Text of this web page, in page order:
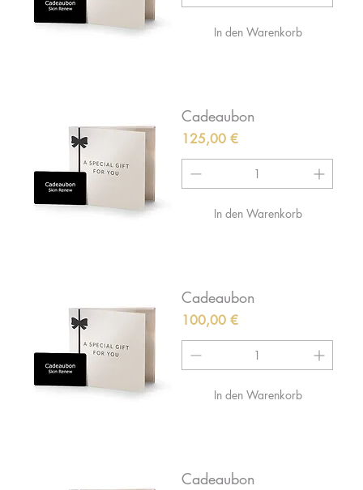
In den Warenkorb
Cadeaubon
Preis
125,00 €
In den Warenkorb
Cadeaubon
Preis
100,00 €
In den Warenkorb
Cadeaubon